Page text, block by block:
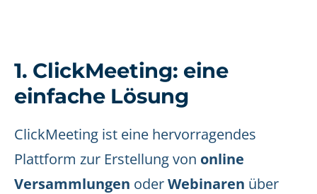
1. ClickMeeting: eine
einfache Lösung
ClickMeeting ist eine hervorragendes
Plattform zur Erstellung von online
Versammlungen oderWebinaren über